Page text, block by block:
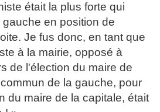
était la plus forte qui
en position de
Je fus donc, en tant que
à la mairie, opposé à
de l'élection du maire de
de la gauche, pour
du maire de la capitale, était